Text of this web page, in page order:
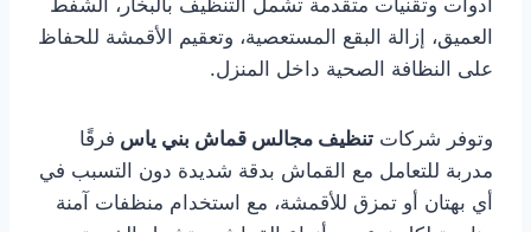
أدوات وتقنيات متقدمة تشمل التنظيف بالبخار، الشفط
العميق، إزالة البقع المستعصية، وتعقيم الأقمشة للحفاظ
على النظافة الصحية داخل المنزل.
وتوفر شركات تنظيف مجالس قماش بني ياس فرقًا
مدربة للتعامل مع القماش بدقة شديدة دون التسبب في
أي بهتان أو تمزق للأقمشة، مع استخدام منظفات آمنة